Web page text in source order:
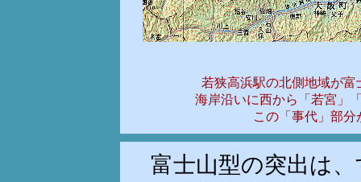
若狭高浜駅の北側地域が
海岸沿いに西から「若宮」
この「事代」部
富士山型の突出は、